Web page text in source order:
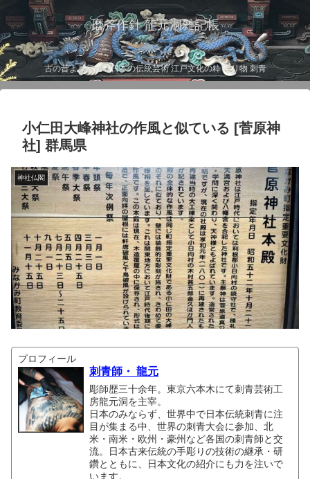
磨斧作針 龍元洞雑記帳
古の昔より伝わる日本の伝統芸術 江戸文化の粋 彫り物 刺青
小仁田大峰神社の作風と似ている [菅原神
社] 群馬県
神社仏閣
プロフィール
刺青師・ 龍元
彫師歴三十余年。東京六本木にて刺青芸術工
房龍元洞を主宰。
日本のみならず、世界中で日本伝統刺青に注
目が集まる中、世界の刺青大会に参加、北
米・南米・欧州・豪州など各国の刺青師と交
流。日本古来伝統の手彫りの技術の継承・研
鑽とともに、日本文化の紹介にも力を注いで
います。